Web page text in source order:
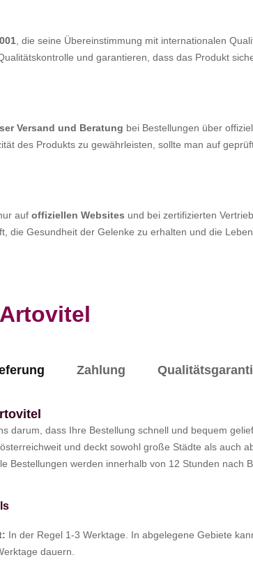
, die seine Übereinstimmung mit internationalen
und garantieren, dass das Produkt
Versand und Beratung bei Bestellungen über
des Produkts zu gewährleisten, sollte man auf
auf offiziellen Websites und bei zertifizierten
die Gesundheit der Gelenke zu erhalten und die
Zahlung
darum, dass Ihre Bestellung schnell und bequem
und deckt sowohl große Städte als auch
Bestellungen werden innerhalb von 12 Stunden nach
In der Regel 1-3 Werktage. In abgelegene Gebiete
dauern.